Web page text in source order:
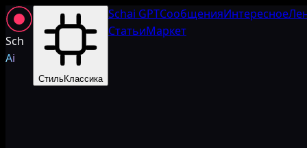
Sch
Ai
СтильКлассика
Schai GPTСообщенияИнтересное
СтатьиМаркет